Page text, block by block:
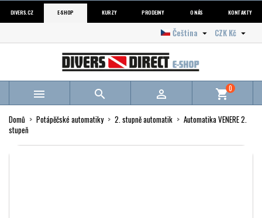
DIVERS.CZ E-SHOP KURZY PRODEJNY O NÁS KONTAKTY
CZK Kč 
Čeština 
   shopping_cart0
Domů Potápěčské automatiky 2. stupně automatik
Automatika VENERE 2.
stupeň